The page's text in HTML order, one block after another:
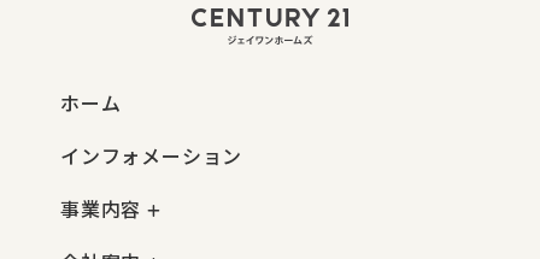
ホーム
インフォメーション
事業内容